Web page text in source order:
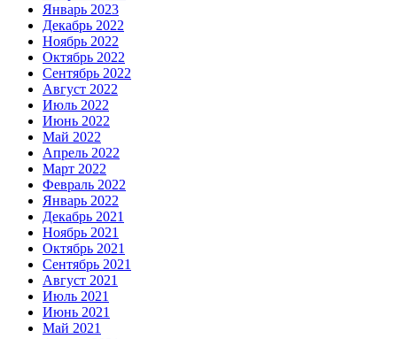
Январь 2023
Декабрь 2022
Ноябрь 2022
Октябрь 2022
Сентябрь 2022
Август 2022
Июль 2022
Июнь 2022
Май 2022
Апрель 2022
Март 2022
Февраль 2022
Январь 2022
Декабрь 2021
Ноябрь 2021
Октябрь 2021
Сентябрь 2021
Август 2021
Июль 2021
Июнь 2021
Май 2021